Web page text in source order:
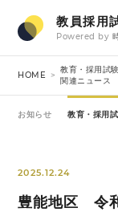
教員採用
Powered by
HOME
教育・採用試験
関連ニュース
お知らせ 教育・採用
2025.12.24
豊能地区 令